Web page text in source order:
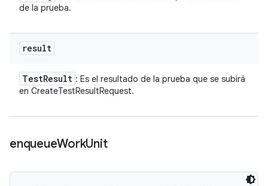
de la prueba.
result
TestResult : Es el resultado de la prueba que se subirá
en CreateTestResultRequest.
enqueueWorkUnit